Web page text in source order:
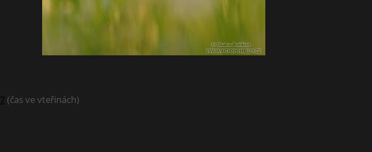
7 (čas ve vteřinách)